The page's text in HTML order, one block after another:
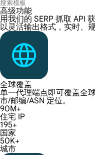
高级功能
用我们的 SERP 抓取 API
以灵活输出格式，实时、
全球覆盖
单一代理端点即可覆盖全
市/邮编/ASN 定位。
90M+
住宅 IP
195+
国家
50K+
城市